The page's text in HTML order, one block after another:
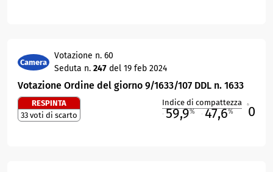
Camera
Votazione n. 60
Seduta n. 247 del 19 feb 2024
Votazione Ordine del giorno 9/1633/107 DDL n. 1633
RESPINTA
33 voti di scarto
Indice di compattezza
59,9% 47,6% 0